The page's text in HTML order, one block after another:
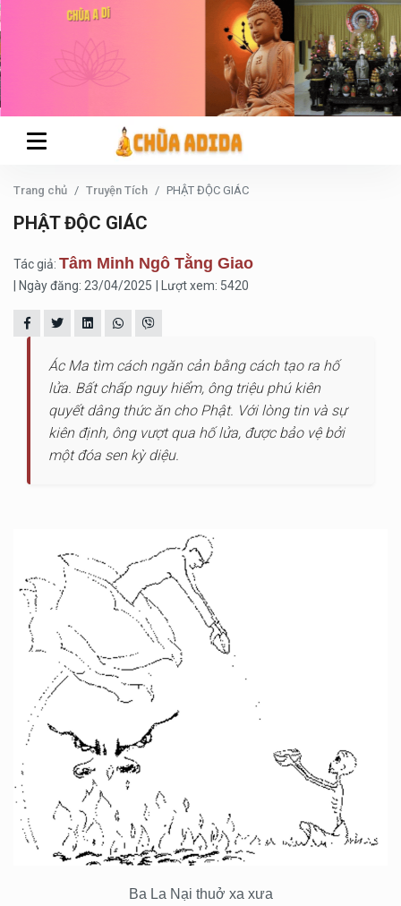
Trang chủ Truyện Tích PHẬT ĐỘC GIÁC
PHẬT ĐỘC GIÁC
Tác giả: Tâm Minh Ngô Tằng Giao
| Ngày đăng: 23/04/2025 | Lượt xem: 5420
Ác Ma tìm cách ngăn cản bằng cách tạo ra hố
lửa. Bất chấp nguy hiểm, ông triệu phú kiên
quyết dâng thức ăn cho Phật. Với lòng tin và sự
kiên định, ông vượt qua hố lửa, được bảo vệ bởi
một đóa sen kỳ diệu.
Ba La Nại thuở xa xưa